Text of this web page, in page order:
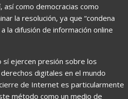
así como democracias como
la resolución, ya que “condena
la difusión de información online
sí ejercen presión sobre los
digitales en el mundo
de Internet es particularmente
método como un medio de